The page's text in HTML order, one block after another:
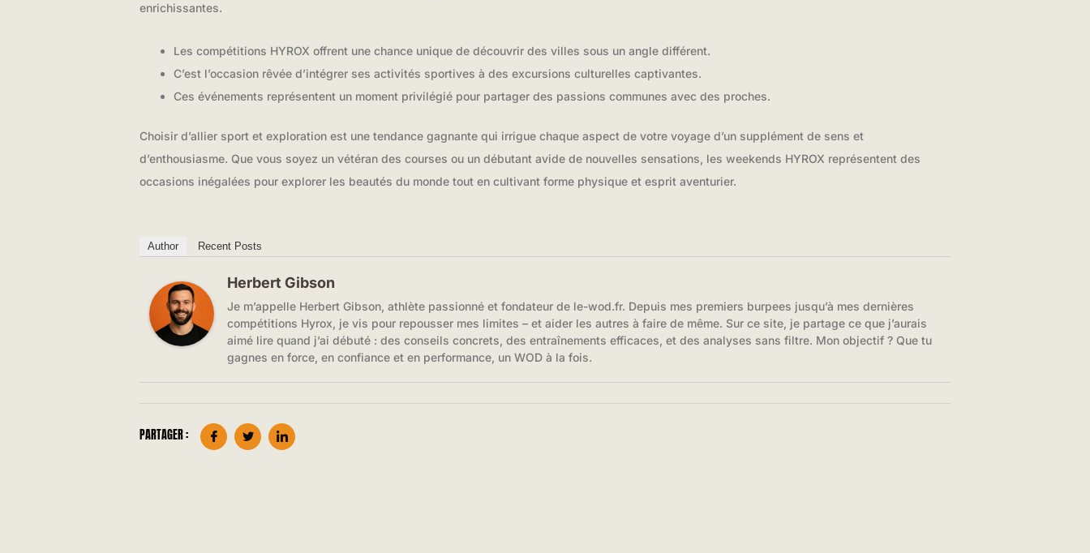
enrichissantes.
Les compétitions HYROX offrent une chance unique de découvrir des villes sous un angle différent.
C’est l’occasion rêvée d’intégrer ses activités sportives à des excursions culturelles captivantes.
Ces événements représentent un moment privilégié pour partager des passions communes avec des proches.
Choisir d’allier sport et exploration est une tendance gagnante qui irrigue chaque aspect de votre voyage d’un supplément de sens et
d’enthousiasme. Que vous soyez un vétéran des courses ou un débutant avide de nouvelles sensations, les weekends HYROX représentent des
occasions inégalées pour explorer les beautés du monde tout en cultivant forme physique et esprit aventurier.
Author Recent Posts
Herbert Gibson
Je m’appelle Herbert Gibson, athlète passionné et fondateur de le-wod.fr. Depuis mes premiers burpees jusqu’à mes dernières
compétitions Hyrox, je vis pour repousser mes limites – et aider les autres à faire de même. Sur ce site, je partage ce que j’aurais
aimé lire quand j’ai débuté : des conseils concrets, des entraînements efficaces, et des analyses sans filtre. Mon objectif ? Que tu
gagnes en force, en confiance et en performance, un WOD à la fois.
PARTAGER :